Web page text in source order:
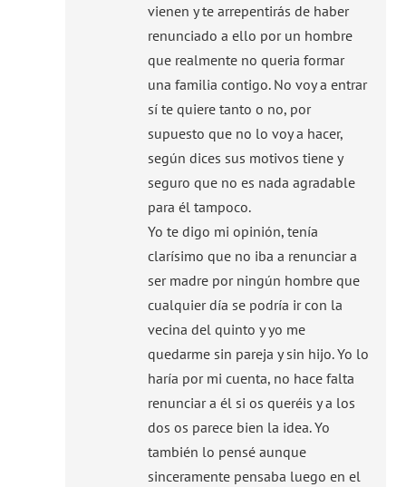
vienen y te arrepentirás de haber
renunciado a ello por un hombre
que realmente no queria formar
una familia contigo. No voy a entrar
sí te quiere tanto o no, por
supuesto que no lo voy a hacer,
según dices sus motivos tiene y
seguro que no es nada agradable
para él tampoco.
Yo te digo mi opinión, tenía
clarísimo que no iba a renunciar a
ser madre por ningún hombre que
cualquier día se podría ir con la
vecina del quinto y yo me
quedarme sin pareja y sin hijo. Yo lo
haría por mi cuenta, no hace falta
renunciar a él si os queréis y a los
dos os parece bien la idea. Yo
también lo pensé aunque
sinceramente pensaba luego en el